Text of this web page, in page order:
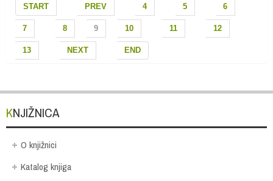
START PREV 4 5 6
7 8 9 10 11 12
13 NEXT END
KNJIŽNICA
O knjižnici
Katalog knjiga